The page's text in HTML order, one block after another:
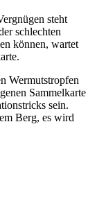
steht
schlechten
können, wartet
Wermutstropfen
Sammelkarte
sein.
Berg, es wird